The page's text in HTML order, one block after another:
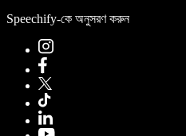
Speechify-কে অনুসরণ করুন